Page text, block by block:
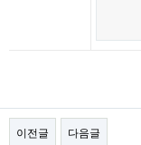
이전글 다음글